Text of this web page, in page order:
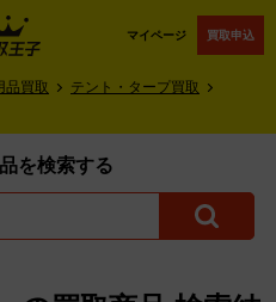
マイページ 買取申込
品買取
テント・タープ買取
を検索する